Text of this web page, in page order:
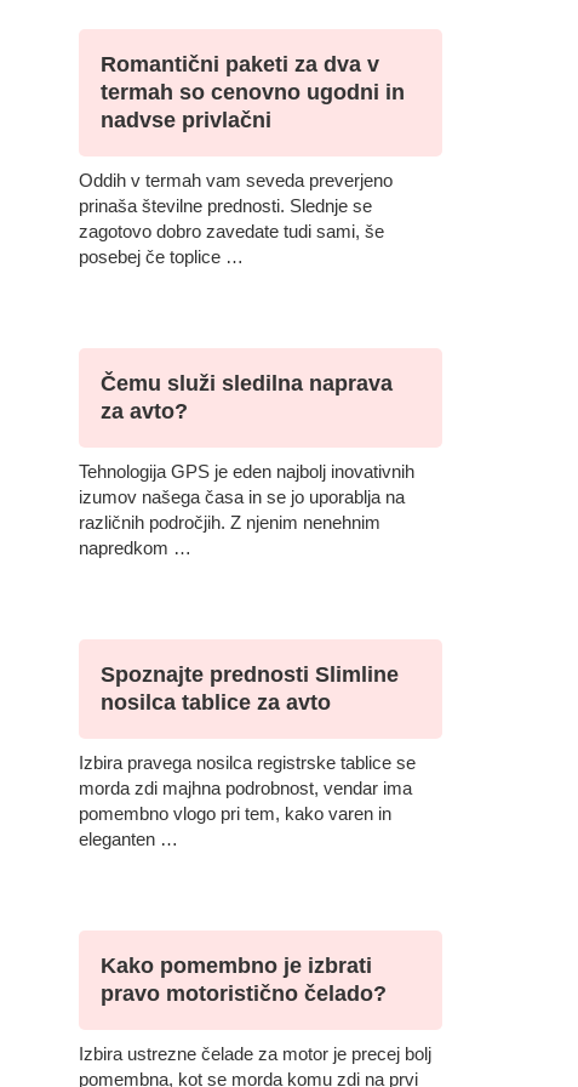
Romantični paketi za dva v
termah so cenovno ugodni in
nadvse privlačni
Oddih v termah vam seveda preverjeno
prinaša številne prednosti. Slednje se
zagotovo dobro zavedate tudi sami, še
posebej če toplice …
Čemu služi sledilna naprava
za avto?
Tehnologija GPS je eden najbolj inovativnih
izumov našega časa in se jo uporablja na
različnih področjih. Z njenim nenehnim
napredkom …
Spoznajte prednosti Slimline
nosilca tablice za avto
Izbira pravega nosilca registrske tablice se
morda zdi majhna podrobnost, vendar ima
pomembno vlogo pri tem, kako varen in
eleganten …
Kako pomembno je izbrati
pravo motoristično čelado?
Izbira ustrezne čelade za motor je precej bolj
pomembna, kot se morda komu zdi na prvi